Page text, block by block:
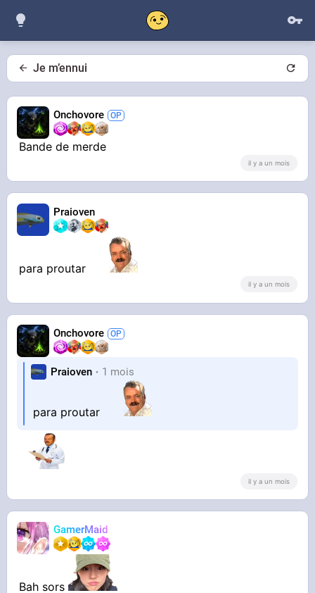
Je m’ennui
Onchovore
Bande de merde
il y a un mois
Praioven
para proutar
il y a un mois
Onchovore
Praioven 1 mois
para proutar
il y a un mois
GamerMaid
Bah sors